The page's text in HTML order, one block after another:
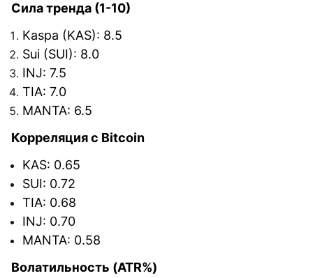
Сила тренда (1-10)
Kaspa (KAS): 8.5
Sui (SUI): 8.0
INJ: 7.5
TIA: 7.0
MANTA: 6.5
Корреляция с Bitcoin
KAS: 0.65
SUI: 0.72
TIA: 0.68
INJ: 0.70
MANTA: 0.58
Волатильность (ATR%)